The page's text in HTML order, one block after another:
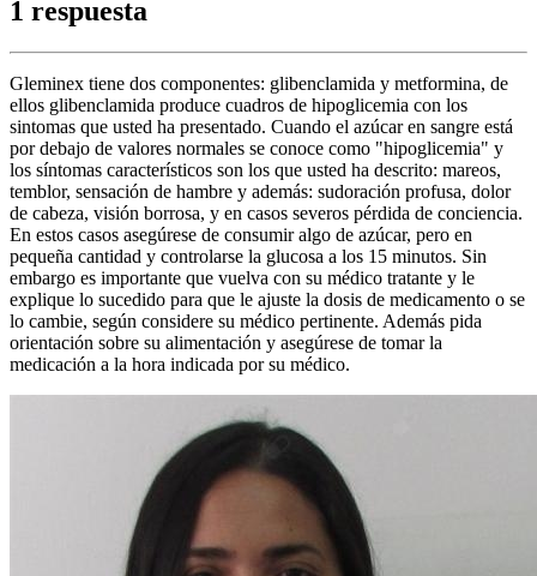
1 respuesta
Gleminex tiene dos componentes: glibenclamida y metformina, de
ellos glibenclamida produce cuadros de hipoglicemia con los
sintomas que usted ha presentado. Cuando el azúcar en sangre está
por debajo de valores normales se conoce como "hipoglicemia" y
los síntomas característicos son los que usted ha descrito: mareos,
temblor, sensación de hambre y además: sudoración profusa, dolor
de cabeza, visión borrosa, y en casos severos pérdida de conciencia.
En estos casos asegúrese de consumir algo de azúcar, pero en
pequeña cantidad y controlarse la glucosa a los 15 minutos. Sin
embargo es importante que vuelva con su médico tratante y le
explique lo sucedido para que le ajuste la dosis de medicamento o se
lo cambie, según considere su médico pertinente. Además pida
orientación sobre su alimentación y asegúrese de tomar la
medicación a la hora indicada por su médico.